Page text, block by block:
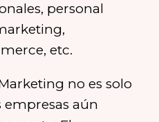
personal
etc.
no es solo
empresas aún